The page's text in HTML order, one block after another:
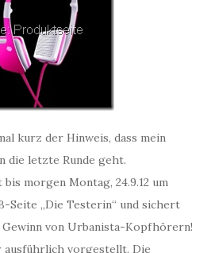
kurz der Hinweis, dass mein
die letzte Runde geht.
morgen Montag, 24.9.12 um
Seite „Die Testerin“ und sichert
Gewinn von Urbanista-Kopfhörern!
ausführlich vorgestellt. Die